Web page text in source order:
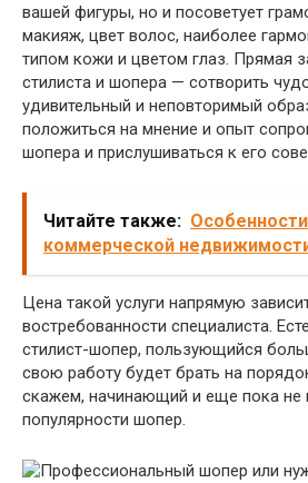
вашей фигуры, но и посоветует
макияж, цвет волос, наиболее
типом кожи и цветом глаз. Прямая
стилиста и шопера — сотворить
удивительный и неповторимый
положиться на мнение и опыт
шопера и прислушиваться к его
Читайте также:
коммерческой
Цена такой услуги напрямую
востребованности специалиста.
стилист-шопер, пользующийся
свою работу будет брать на
скажем, начинающий и еще пока
популярности шопер.